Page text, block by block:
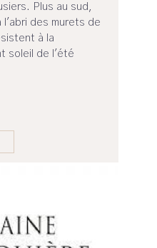
Plus au sud,
l'abri des murets de
à la
soleil de l'été